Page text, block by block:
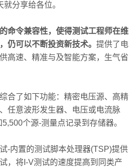
分享给各位。
命令兼容性，使得测试工程师在维
仍可以不断投资新技术。 提供了电
高速、精准与及智能方案，生气省
了如下功能：精密电压源、高精
任意波形发生器、电压或电流脉
个源-测量点记录到存储器。
置的测试脚本处理器(TSP)提供
，将I-V测试的速度提高到同类产